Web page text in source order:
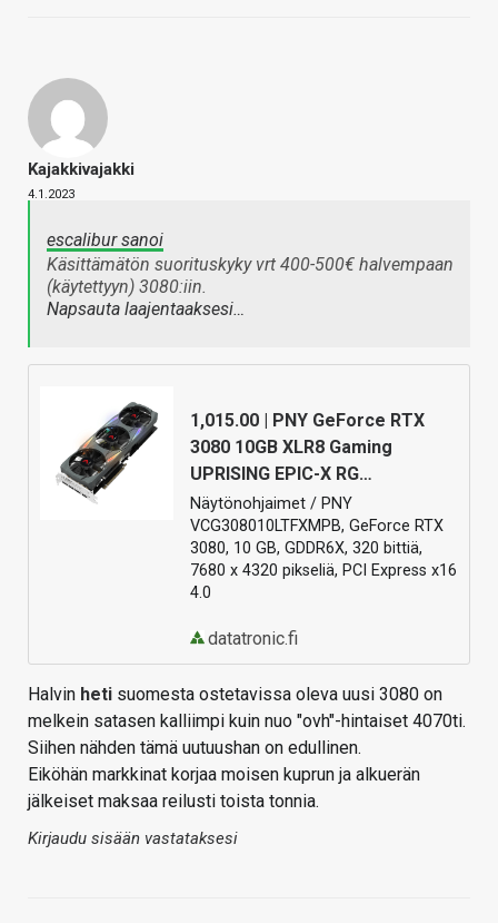
Kajakkivajakki
4.1.2023
escalibur sanoi
Käsittämätön suorituskyky vrt 400-500€ halvempaan
(käytettyyn) 3080:iin.
Napsauta laajentaaksesi…
1,015.00 | PNY GeForce RTX
3080 10GB XLR8 Gaming
UPRISING EPIC-X RG…
Näytönohjaimet / PNY
VCG308010LTFXMPB, GeForce RTX
3080, 10 GB, GDDR6X, 320 bittiä,
7680 x 4320 pikseliä, PCI Express x16
4.0
datatronic.fi
Halvin heti suomesta ostetavissa oleva uusi 3080 on
melkein satasen kalliimpi kuin nuo "ovh"-hintaiset 4070ti.
Siihen nähden tämä uutuushan on edullinen.
Eiköhän markkinat korjaa moisen kuprun ja alkuerän
jälkeiset maksaa reilusti toista tonnia.
Kirjaudu sisään vastataksesi